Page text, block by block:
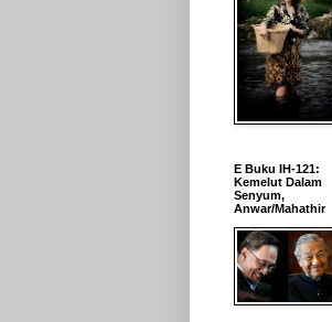
E Buku IH-121:
Kemelut Dalam
Senyum,
Anwar/Mahathir